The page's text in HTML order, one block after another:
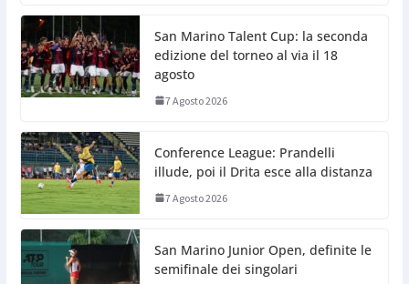
San Marino Talent Cup: la seconda
edizione del torneo al via il 18
agosto
7 Agosto 2026
Conference League: Prandelli
illude, poi il Drita esce alla distanza
7 Agosto 2026
San Marino Junior Open, definite le
semifinale dei singolari